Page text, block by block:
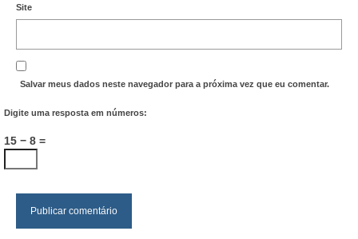
Site
Salvar meus dados neste navegador para a próxima vez que eu comentar.
Digite uma resposta em números:
15 − 8 =